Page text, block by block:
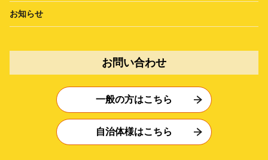
お知らせ
お問い合わせ
一般の方はこちら
自治体様はこちら